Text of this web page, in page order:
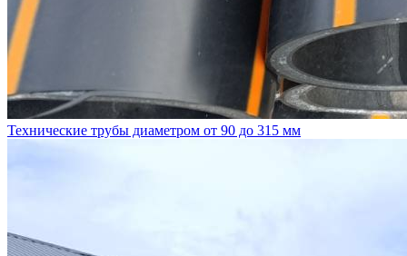
Технические трубы диаметром от 90 до 315 мм